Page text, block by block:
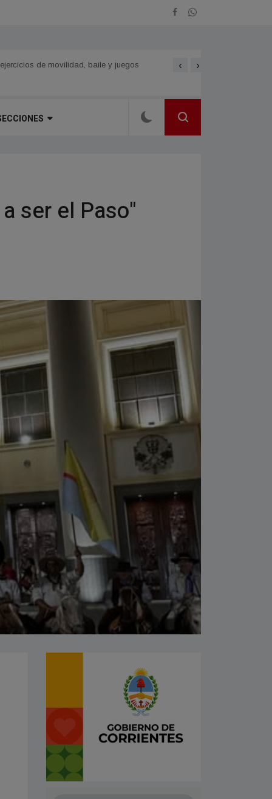
CORRIENTES Y
‹ ›
ser el Paso"